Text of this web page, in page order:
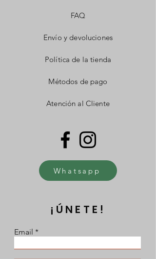
FAQ
Envío y devoluciones
Política de la tienda
Métodos de pago
Atención al Cliente
Whatsapp
¡ÚNETE!
Email